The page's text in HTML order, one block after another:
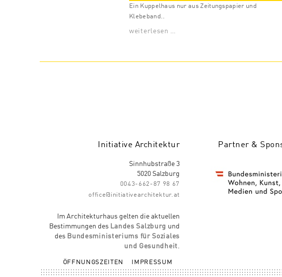
Ein Kuppelhaus nur aus Zeitungspapier und
Klebeband..
weiterlesen …
Initiative Architektur
Sinnhubstraße 3
5020 Salzburg
0043-662-87 98 67
office@initiativearchitektur.at
Im Architekturhaus gelten die aktuellen
Bestimmungen des Landes Salzburg und
des Bundesministeriums für Soziales
und Gesundheit.
Partner &
ÖFFNUNGSZEITEN
IMPRESSUM